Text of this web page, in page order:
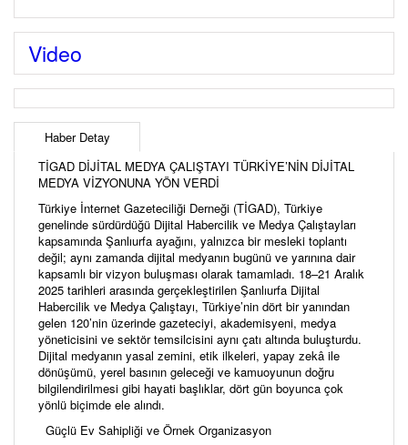
Video
Haber Detay
TİGAD DİJİTAL MEDYA ÇALIŞTAYI TÜRKİYE’NİN DİJİTAL
MEDYA VİZYONUNA YÖN VERDİ
Türkiye İnternet Gazeteciliği Derneği (TİGAD), Türkiye
genelinde sürdürdüğü Dijital Habercilik ve Medya Çalıştayları
kapsamında Şanlıurfa ayağını, yalnızca bir mesleki toplantı
değil; aynı zamanda dijital medyanın bugünü ve yarınına dair
kapsamlı bir vizyon buluşması olarak tamamladı. 18–21 Aralık
2025 tarihleri arasında gerçekleştirilen Şanlıurfa Dijital
Habercilik ve Medya Çalıştayı, Türkiye’nin dört bir yanından
gelen 120’nin üzerinde gazeteciyi, akademisyeni, medya
yöneticisini ve sektör temsilcisini aynı çatı altında buluşturdu.
Dijital medyanın yasal zemini, etik ilkeleri, yapay zekâ ile
dönüşümü, yerel basının geleceği ve kamuoyunun doğru
bilgilendirilmesi gibi hayati başlıklar, dört gün boyunca çok
yönlü biçimde ele alındı.
Güçlü Ev Sahipliği ve Örnek Organizasyon